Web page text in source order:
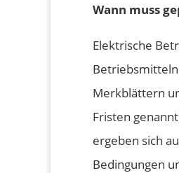
Wann muss
Elektrische
Merkblättern
Fristen
ergeben sich
Bedingungen